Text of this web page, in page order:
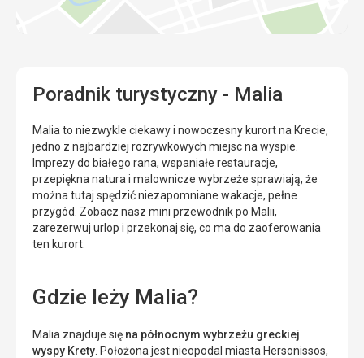
Poradnik turystyczny - Malia
Malia to niezwykle ciekawy i nowoczesny kurort na Krecie,
jedno z najbardziej rozrywkowych miejsc na wyspie.
Imprezy do białego rana, wspaniałe restauracje,
przepiękna natura i malownicze wybrzeże sprawiają, że
można tutaj spędzić niezapomniane wakacje, pełne
przygód. Zobacz nasz mini przewodnik po Malii,
zarezerwuj urlop i przekonaj się, co ma do zaoferowania
ten kurort.
Gdzie leży Malia?
Malia znajduje się na północnym wybrzeżu greckiej
wyspy Krety . Położona jest nieopodal miasta Hersonissos,